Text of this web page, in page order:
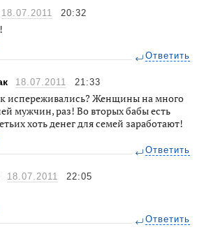
18.07.2011 20:32
Ответить
18.07.2011 21:33
испереживались? Женщины на много
мужчин, раз! Во вторых бабы есть
хоть денег для семей заработают!
Ответить
18.07.2011 22:05
Ответить